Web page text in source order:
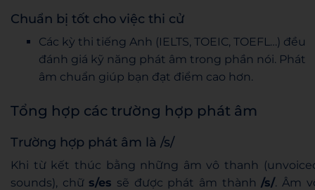
Chuẩn bị tốt cho việc thi cử
Các kỳ thi tiếng Anh (IELTS, TOEIC, TOEFL…) đều
đánh giá kỹ năng phát âm trong phần nói. Phát
âm chuẩn giúp bạn đạt điểm cao hơn.
Tổng hợp các trường hợp phát âm
Trường hợp phát âm là /s/
Khi từ kết thúc bằng những âm vô thanh
sounds), chữ s/es sẽ được phát âm thành /s/. Âm